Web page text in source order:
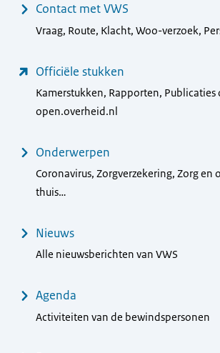
Contact met VWS
Vraag, Route, Klacht, Woo-verzoek,
Officiële stukken
Kamerstukken, Rapporten, Publicaties
open.overheid.nl
Onderwerpen
Coronavirus, Zorgverzekering, Zorg en
thuis…
Nieuws
Alle nieuwsberichten van VWS
Agenda
Activiteiten van de bewindspersonen